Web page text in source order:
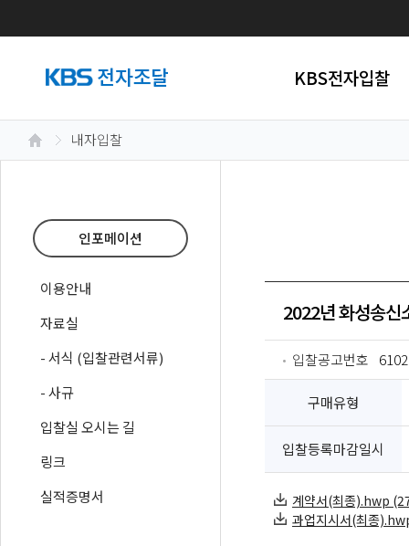
KBS전자입찰
내자입찰
인포메이션
이용안내
자료실
- 서식 (입찰관련서류)
- 사규
입찰실 오시는 길
링크
실적증명서
2022년 화성송신
입찰공고번호
구매유형
입찰등록마감일시
계약서(최종).hwp
과업지시서(최종